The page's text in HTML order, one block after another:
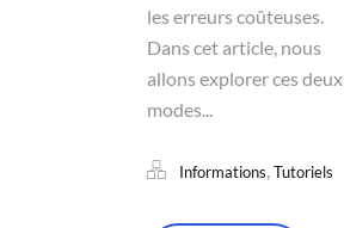
les erreurs coûteuses.
Dans cet article, nous
allons explorer ces deux
modes...
Informations Tutoriels